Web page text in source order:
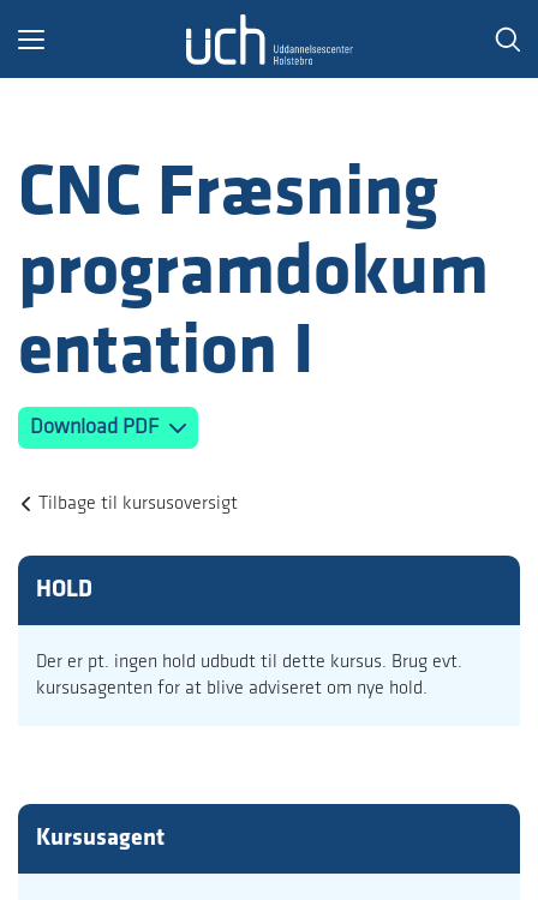
Toggle
CNC Fræsning
programdokum
entation I
Download PDF
Tilbage til kursusoversigt
HOLD
Der er pt. ingen hold udbudt til dette kursus. Brug evt.
kursusagenten for at blive adviseret om nye hold.
Kursusagent